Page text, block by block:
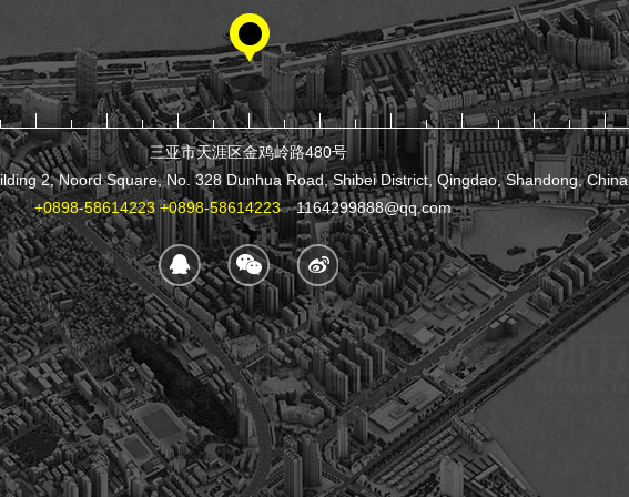
三亚市天涯区金鸡岭路480号
2, Noord Square, No. 328 Dunhua Road, Shibei District, Qingdao, Shandong, China
+0898-58614223 +0898-58614223 1164299888@qq.com